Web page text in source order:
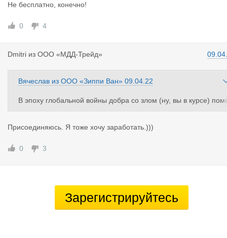
Не бесплатно, конечно!
0 4
Dmitri из ООО «МДД-Трейд»
Вячеслав из ООО «Зиппи Ван» 09.04.22
В эпоху глобальной войны добра со злом (ну, вы в курсе)
Трудоустраиваем в Европе, делаем доки-визы, помогаем с пе
реселением всей семьи, тещи, родственники, домашние
Присоединяюсь. Я тоже хочу заработать.)))
0 3
Зарегистрируйтесь